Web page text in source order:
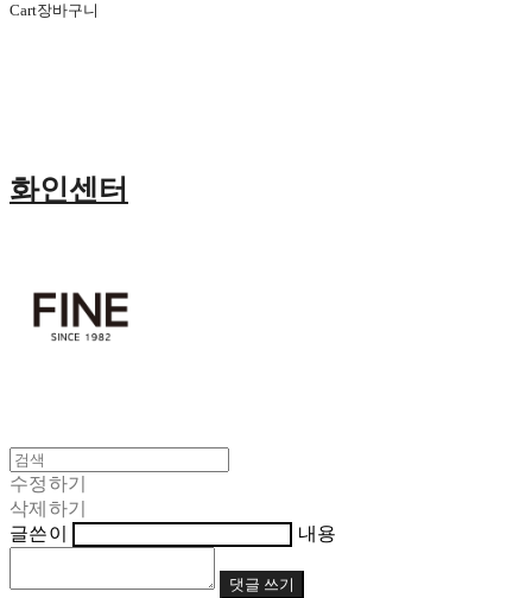
Cart장바구니
화인센터
수정하기
삭제하기
글쓴이
내용
댓글 쓰기